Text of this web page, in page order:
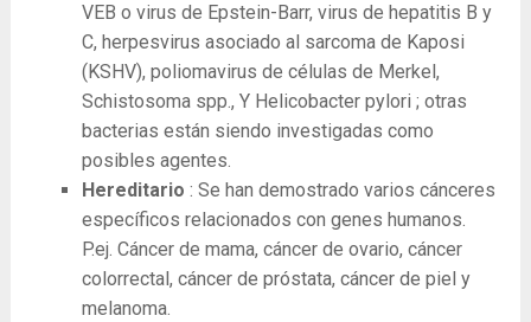
VEB o virus de Epstein-Barr, virus de hepatitis B y
C, herpesvirus asociado al sarcoma de Kaposi
(KSHV), poliomavirus de células de Merkel,
Schistosoma spp., Y Helicobacter pylori ; otras
bacterias están siendo investigadas como
posibles agentes.
Hereditario : Se han demostrado varios cánceres
específicos relacionados con genes humanos.
P.ej. Cáncer de mama, cáncer de ovario, cáncer
colorrectal, cáncer de próstata, cáncer de piel y
melanoma.